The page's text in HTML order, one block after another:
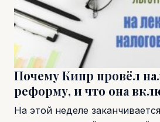
Почему Кипр провёл
реформу, и что она
На этой неделе